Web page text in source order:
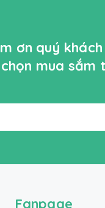
ơn quý
mua sắm
Fanpage